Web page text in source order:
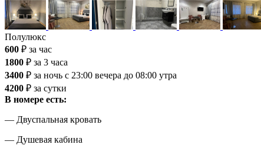
Полулюкс
600 ₽ за час
1800 ₽ за 3 часа
3400 ₽ за ночь с 23:00 вечера до 08:00 утра
4200 ₽ за сутки
В номере есть:
— Двуспальная кровать
— Душевая кабина